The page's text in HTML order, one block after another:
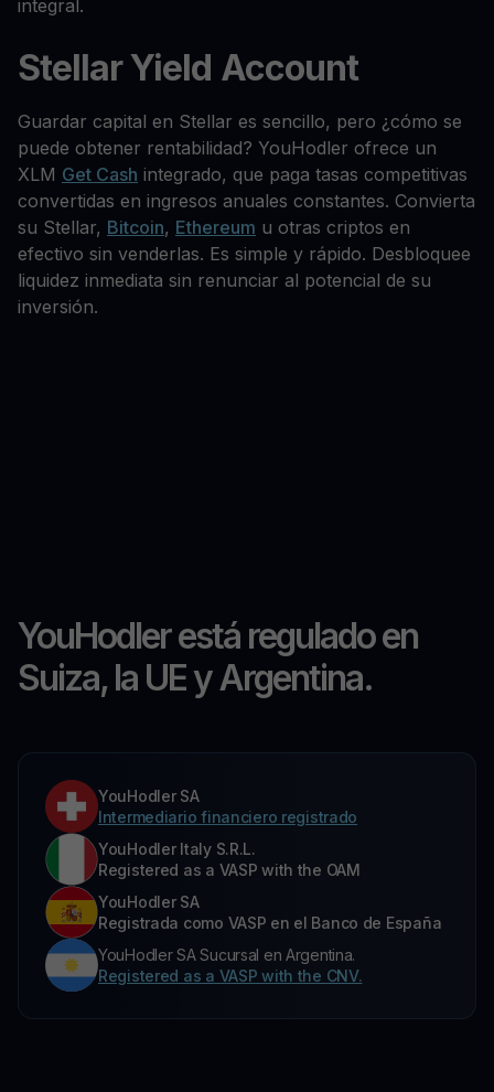
integral.
Stellar Yield Account
Guardar capital en Stellar es sencillo, pero ¿cómo se
puede obtener rentabilidad? YouHodler ofrece un
XLM Get Cash integrado, que paga tasas competitivas
convertidas en ingresos anuales constantes. Convierta
su Stellar, Bitcoin, Ethereum u otras criptos en
efectivo sin venderlas. Es simple y rápido. Desbloquee
liquidez inmediata sin renunciar al potencial de su
inversión.
YouHodler está regulado en
Suiza, la UE y Argentina.
YouHodler SA
Intermediario financiero registrado
YouHodler Italy S.R.L.
Registered as a VASP with the OAM
YouHodler SA
Registrada como VASP en el Banco de España
YouHodler SA Sucursal en Argentina.
Registered as a VASP with the CNV.